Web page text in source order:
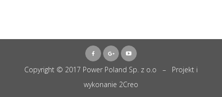
Copyright © 2017 Power Poland Sp. z o.o – Projekt i
wykonanie 2Creo